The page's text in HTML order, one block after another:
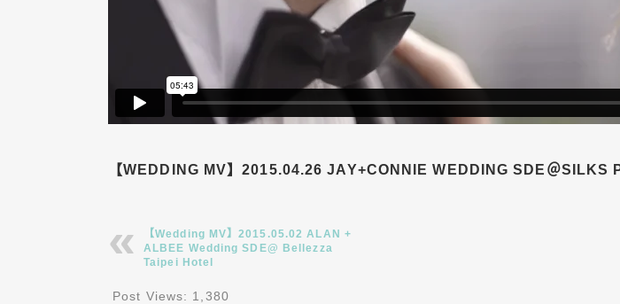
【WEDDING MV】2015.04.26 JAY+CONNIE WEDDING SDE＠SILKS
【Wedding MV】2015.05.02 ALAN +
ALBEE Wedding SDE@ Bellezza
Taipei Hotel
Post Views: 1,380